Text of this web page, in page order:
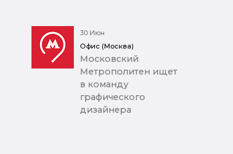
30 Июн
Офис (Москва)
Московский
Метрополитен ищет
в команду
графического
дизайнера